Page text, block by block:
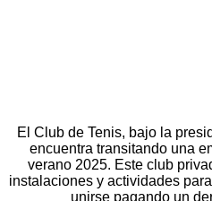
El Club de Tenis, bajo la
encuentra transitando una
verano 2025. Este club
instalaciones y actividades
unirse pagando un